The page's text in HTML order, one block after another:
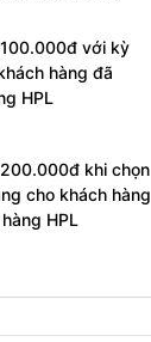
với kỳ
hàng đã
HPL
khi chọn
cho khách hàng
HPL